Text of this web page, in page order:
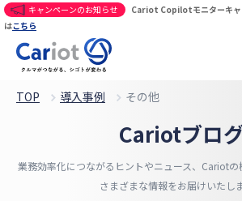
キャンペーンのお知らせ
Cariot Copilotモニターキャ
はこちら
TOP 導入事例 その他
Cariotブロ
業務効率化につながるヒントやニュース、 Cariotの
さまざまな情報をお届けいたしま